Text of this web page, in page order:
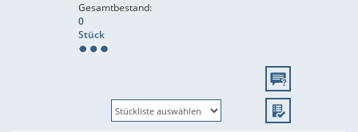
Gesamtbestand:
0
Stück